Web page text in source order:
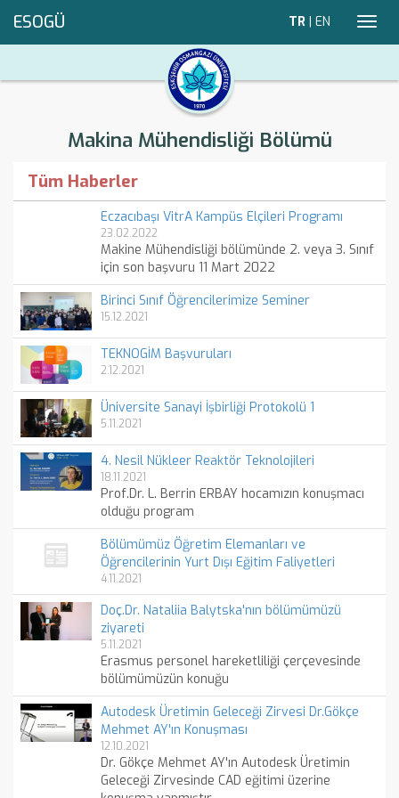
ESOGÜ TR | EN
Makina Mühendisliği Bölümü
Tüm Haberler
Eczacıbaşı VitrA Kampüs Elçileri Programı
23.02.2022
Makine Mühendisliği bölümünde 2. veya 3. Sınıf
için son başvuru 11 Mart 2022
Birinci Sınıf Öğrencilerimize Seminer
15.12.2021
TEKNOGİM Başvuruları
2.12.2021
Üniversite Sanayi İşbirliği Protokolü 1
5.11.2021
4. Nesil Nükleer Reaktör Teknolojileri
18.11.2021
Prof.Dr. L. Berrin ERBAY hocamızın konuşmacı
olduğu program
Bölümümüz Öğretim Elemanları ve
Öğrencilerinin Yurt Dışı Eğitim Faliyetleri
4.11.2021
Doç.Dr. Nataliia Balytska'nın bölümümüzü
ziyareti
5.11.2021
Erasmus personel hareketliliği çerçevesinde
bölümümüzün konuğu
Autodesk Üretimin Geleceği Zirvesi Dr.Gökçe
Mehmet AY'ın Konuşması
12.10.2021
Dr. Gökçe Mehmet AY'ın Autodesk Üretimin
Geleceği Zirvesinde CAD eğitimi üzerine